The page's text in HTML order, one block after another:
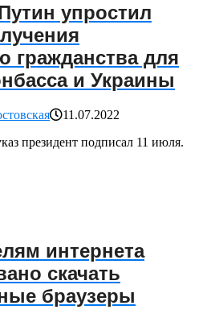
упростил
гражданства для
и Украины
11.07.2022
президент подписал 11 июля.
интернета
скачать
браузеры